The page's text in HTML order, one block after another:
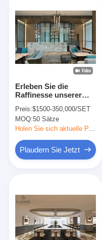
Erleben Sie die
Raffinesse unserer
Commercial
Collection, gefertigt
für Exzellenz.
Preis:$1500-350,000/SET
MOQ:50 Sätze
Plaudern Sie Jetzt